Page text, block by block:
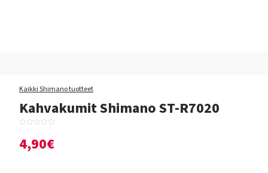
Kaikki Shimano tuotteet
Kahvakumit Shimano ST-R7020
4,90€